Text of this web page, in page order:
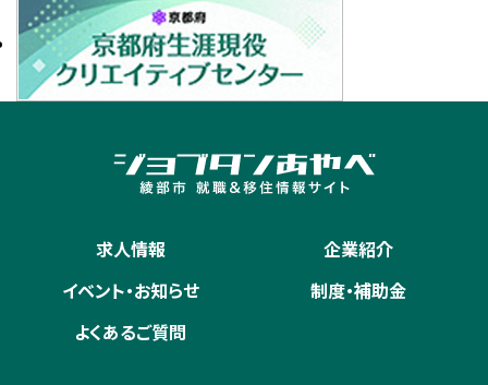
求人情報
企業紹介
イベント・お知らせ
制度・補助金
よくあるご質問